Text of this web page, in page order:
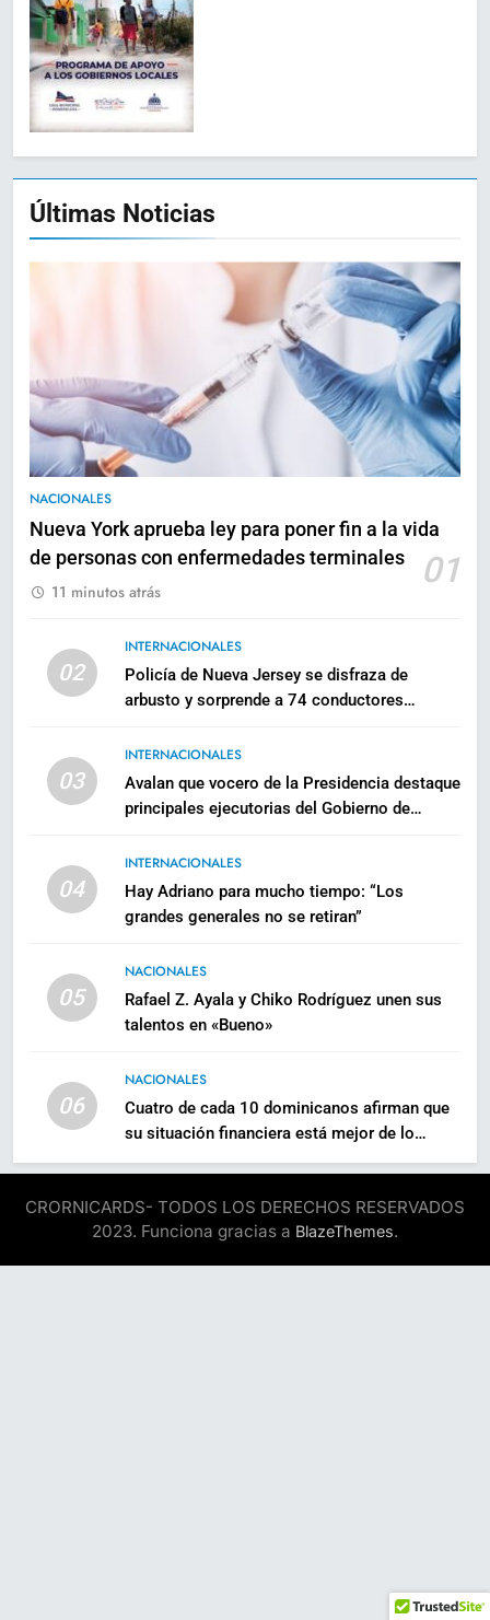
Últimas Noticias
NACIONALES
Nueva York aprueba ley para poner fin a la vida
de personas con enfermedades terminales
01
11 minutos atrás
02
INTERNACIONALES
Policía de Nueva Jersey se disfraza de
arbusto y sorprende a 74 conductores
03
INTERNACIONALES
Avalan que vocero de la Presidencia destaque
principales ejecutorias del Gobierno de
04
INTERNACIONALES
Hay Adriano para mucho tiempo: “Los
grandes generales no se retiran”
05
NACIONALES
Rafael Z. Ayala y Chiko Rodríguez unen sus
talentos en «Bueno»
06
NACIONALES
Cuatro de cada 10 dominicanos afirman que
su situación financiera está mejor de lo
esperado, según estudio
CRORNICARDS- TODOS LOS DERECHOS RESERVADOS
2023. Funciona gracias a BlazeThemes.